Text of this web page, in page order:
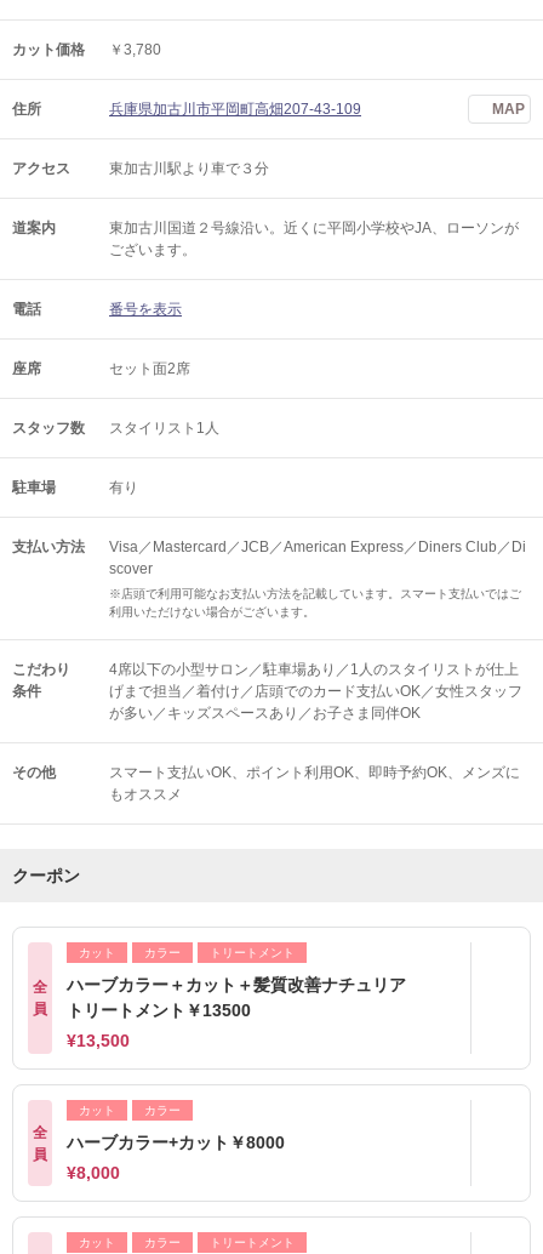
カット価格 ￥3,780
住所 兵庫県加古川市平岡町高畑207-43-109 MAP
アクセス 東加古川駅より車で３分
道案内
東加古川国道２号線沿い。近くに平岡小学校やJA、ローソンが
ございます。
電話 番号を表示
座席 セット面2席
スタッフ数 スタイリスト1人
駐車場 有り
支払い方法
Visa／Mastercard／JCB／American Express／Diners Club／Di
scover
※店頭で利用可能なお支払い方法を記載しています。スマート支払いではご
利用いただけない場合がございます。
こだわり
条件
4席以下の小型サロン／駐車場あり／1人のスタイリストが仕上
げまで担当／着付け／店頭でのカード支払いOK／女性スタッフ
が多い／キッズスペースあり／お子さま同伴OK
その他 スマート支払いOK ポイント利用OK 即時予約OK
メンズに
もオススメ
クーポン
全
員
カット カラー トリートメント
ハーブカラー＋カット＋髪質改善ナチュリア
トリートメント￥13500
¥13,500
全
員
カット カラー
ハーブカラー+カット￥8000
¥8,000
カット カラー トリートメント